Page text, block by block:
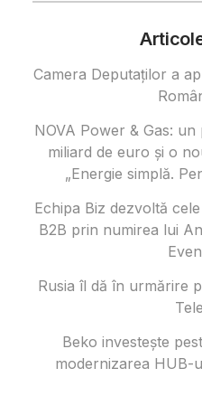
Camera Deputaților a
NOVA Power & Gas:
miliard de euro și o
„Energie simplă.
Echipa Biz dezvoltă
B2B prin numirea lui
Rusia îl dă în urmărire
Beko investește
modernizarea HUB-